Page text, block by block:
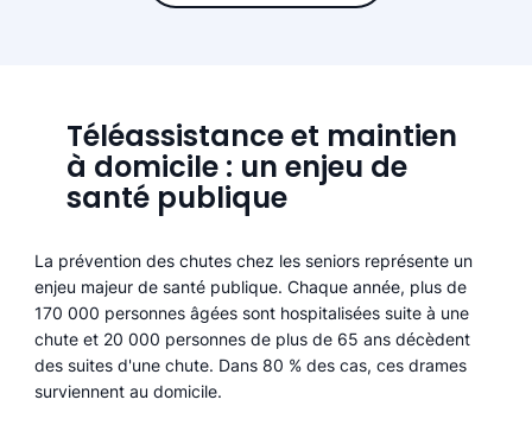
Téléassistance et maintien
à domicile : un enjeu de
santé publique
La prévention des chutes chez les seniors représente un
enjeu majeur de santé publique. Chaque année, plus de
170 000 personnes âgées sont hospitalisées suite à une
chute et 20 000 personnes de plus de 65 ans décèdent
des suites d'une chute. Dans 80 % des cas, ces drames
surviennent au domicile.